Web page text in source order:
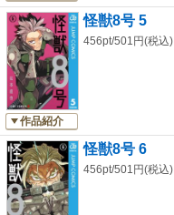
作品紹介
怪獣8号 5
456pt/501円(税込)
怪獣8号 6
456pt/501円(税込)